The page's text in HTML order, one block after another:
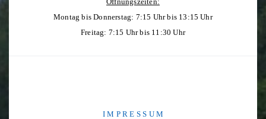
Montag bis Donnerstag: 7:15 Uhr bis 13:15 Uhr
Freitag: 7:15 Uhr bis 11:30 Uhr
I M P R E S S U M